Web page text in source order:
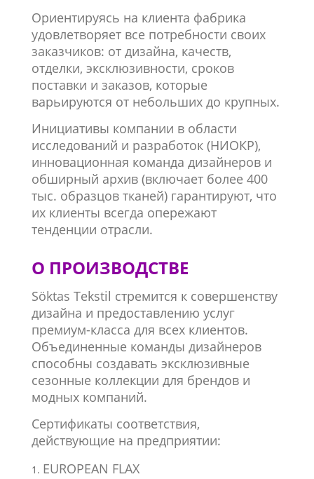
Ориентируясь на клиента фабрика
удовлетворяет все потребности своих
заказчиков: от дизайна, качеств,
отделки, эксклюзивности, сроков
поставки и заказов, которые
варьируются от небольших до крупных.
Инициативы компании в области
исследований и разработок (НИОКР),
инновационная команда дизайнеров и
обширный архив (включает более 400
тыс. образцов тканей) гарантируют, что
их клиенты всегда опережают
тенденции отрасли.
О ПРОИЗВОДСТВЕ
Söktas Tekstil стремится к совершенству
дизайна и предоставлению услуг
премиум-класса для всех клиентов.
Объединенные команды дизайнеров
способны создавать эксклюзивные
сезонные коллекции для брендов и
модных компаний.
Сертификаты соответствия,
действующие на предприятии:
EUROPEAN FLAX